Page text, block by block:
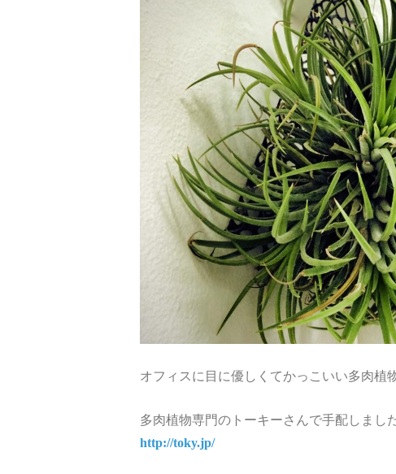
オフィスに目に優しくてかっこいい多肉植
多肉植物専門のトーキーさんで手配しまし
http://toky.jp/